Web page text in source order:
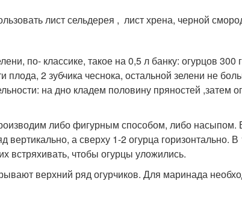
лист сельдерея , лист хрена, черной
по- классике, такое на 0,5 л банку: огурцов 300
плода, 2 зубчика чеснока, остальной зелени не
на дно кладем половину пряностей ,затем
либо фигурным способом, либо насыпом.
а сверху 1-2 огурца горизонтально.
встряхивать, чтобы огурцы уложились.
верхний ряд огурчиков. Для маринада